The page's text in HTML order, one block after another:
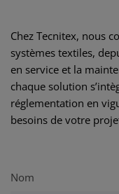
Chez Tecnitex, nous
systèmes textiles,
en service et la
chaque solution
réglementation en
besoins de votre
Nom